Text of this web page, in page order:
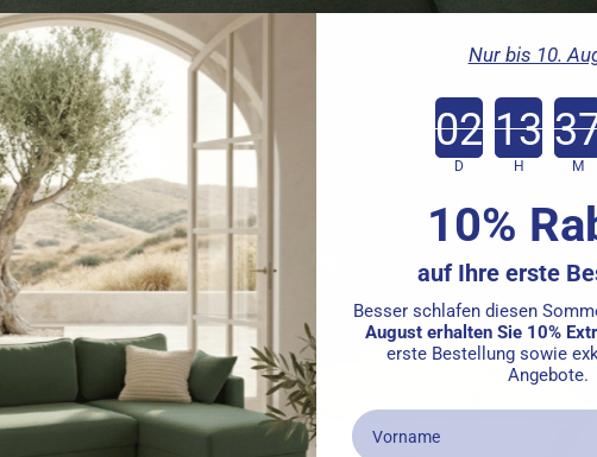
Nur bis 10.
D H M
10%
auf Ihre erste
Besser schlafen diesen
August erhalten Sie 10%
erste Bestellung sowie
Angebote.
Vorname